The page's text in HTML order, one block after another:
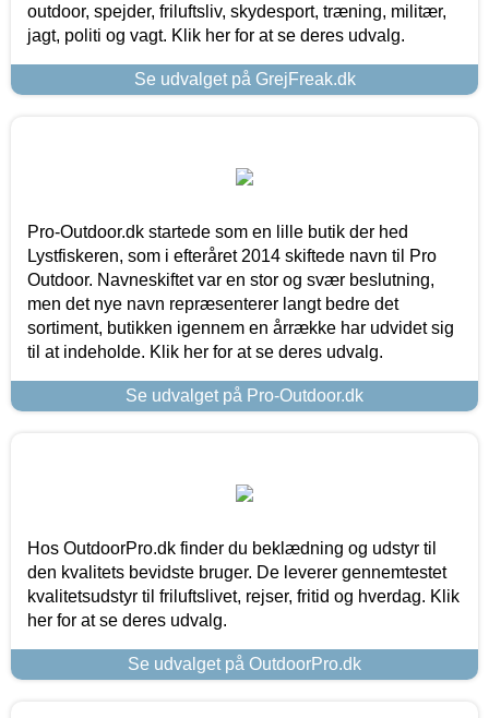
outdoor, spejder, friluftsliv, skydesport, træning, militær,
jagt, politi og vagt. Klik her for at se deres udvalg.
Se udvalget på GrejFreak.dk
Pro-Outdoor.dk startede som en lille butik der hed
Lystfiskeren, som i efteråret 2014 skiftede navn til Pro
Outdoor. Navneskiftet var en stor og svær beslutning,
men det nye navn repræsenterer langt bedre det
sortiment, butikken igennem en årrække har udvidet sig
til at indeholde. Klik her for at se deres udvalg.
Se udvalget på Pro-Outdoor.dk
Hos OutdoorPro.dk finder du beklædning og udstyr til
den kvalitets bevidste bruger. De leverer gennemtestet
kvalitetsudstyr til friluftslivet, rejser, fritid og hverdag. Klik
her for at se deres udvalg.
Se udvalget på OutdoorPro.dk